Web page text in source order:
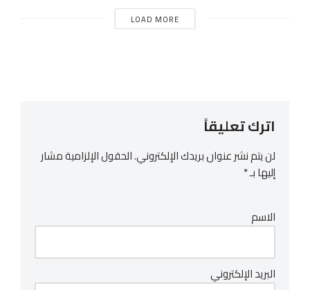
LOAD MORE
اترك تعليقاً
لن يتم نشر عنوان بريدك الإلكتروني.الحقول الإلزامية مشار
إليها بـ*
الاسم
البريد الإلكتروني